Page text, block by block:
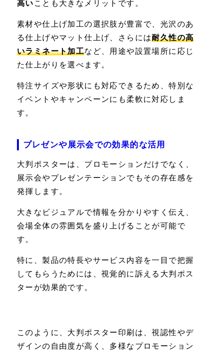
高い ことも大きなメリットです。
素材や仕上げ加工の選択肢が豊富で、光沢のあ
る仕上げやマット仕上げ、さらには耐久性の高
いラミネート加工など、用途や設置場所に応じ
た仕上がりを選べます。
特注サイズや形状にも対応できるため、特別な
イベントやキャンペーンにも柔軟に対応しま
す。
プレゼンや展示会での効果的な活用
大判ポスターは、プロモーションだけでなく、
展示会やプレゼンテーションでもその存在感を
発揮します。
大きなビジュアルで情報を分かりやすく伝え、
会場全体の雰囲気を盛り上げることが可能で
す。
特に、製品の特長やサービス内容を一目で把握
してもらうためには、視覚的に訴える大判ポス
ターが効果的です。
このように、大判ポスター印刷は、視認性やデ
ザインの自由度が高く、多様なプロモーション